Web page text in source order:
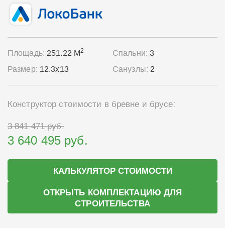
Площадь:251.22 М2
Размер: 12.3x13
Спальни:3
Санузлы:2
Конструктор стоимости в бревне и брусе:
3 841 471 руб.
3 640 495 руб.
КАЛЬКУЛЯТОР СТОИМОСТИ
ОТКРЫТЬ КОМПЛЕКТАЦИЮ ДЛЯ
СТРОИТЕЛЬСТВА